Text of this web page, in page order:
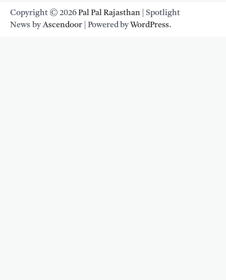
Copyright © 2026Pal Pal Rajasthan | Spotlight
News byAscendoor | Powered byWordPress.